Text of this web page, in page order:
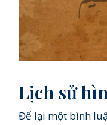
Lịch sử
Để lại một bình